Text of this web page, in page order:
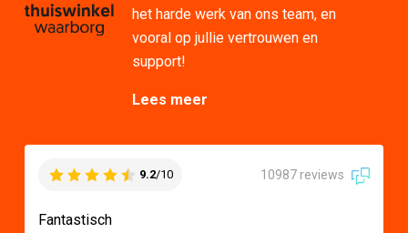
het harde werk van ons team, en
vooral op jullie vertrouwen en
support!
Lees meer
9.2/10 10987 reviews
Fantastisch